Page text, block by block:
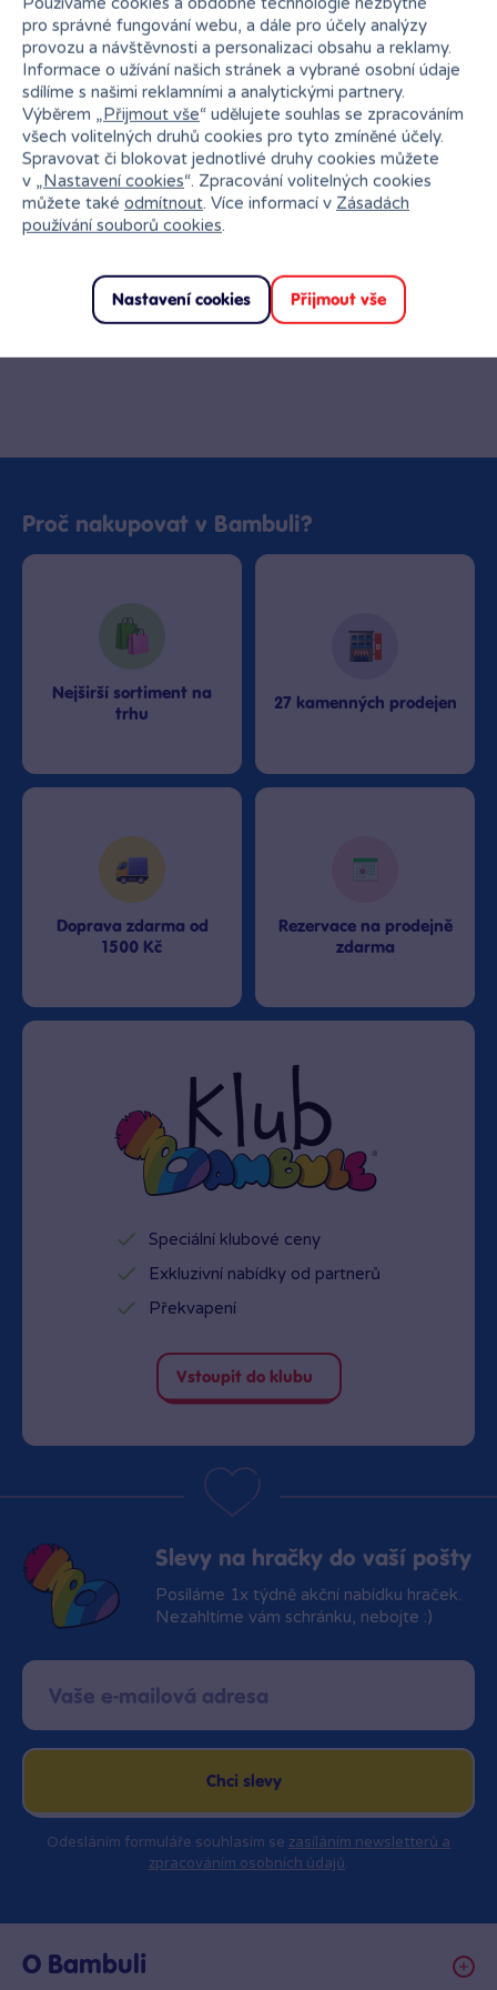
Proč nakupovat v Bambuli?
Nejširší sortiment na
trhu
27 kamenných prodejen
Doprava zdarma od
1500 Kč
Rezervace na prodejně
zdarma
Speciální klubové ceny
Exkluzivní nabídky od partnerů
Překvapení
Vstoupit do klubu
Slevy na hračky do vaší pošty
Posíláme 1x týdně akční nabídku hraček.
Nezahltíme vám schránku, nebojte :)
Chci slevy
Odesláním formuláře souhlasím se zasíláním newsletterů a
zpracováním osobních údajů.
O Bambuli
pro správné fungování webu, a dále pro účely analýzy
provozu a návštěvnosti a personalizaci obsahu a reklamy.
Informace o užívání našich stránek a vybrané osobní údaje
sdílíme s našimi reklamními a analytickými partnery.
Výběrem „Přijmout vše“ udělujete souhlas se zpracováním
všech volitelných druhů cookies pro tyto zmíněné účely.
Spravovat či blokovat jednotlivé druhy cookies můžete
v „Nastavení cookies“. Zpracování volitelných cookies
můžete také odmítnout. Více informací v Zásadách
používání souborů cookies.
Nastavení cookies Přijmout vše